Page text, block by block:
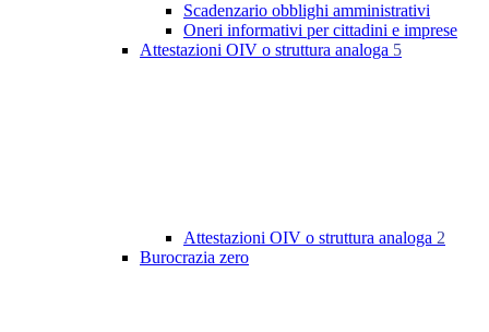
Scadenzario obblighi amministrativi
Oneri informativi per cittadini e imprese
Attestazioni OIV o struttura analoga 5
Attestazioni OIV o struttura analoga 2
Burocrazia zero